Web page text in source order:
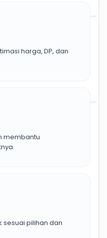
harga, DP, dan
membantu
sesuai pilihan dan